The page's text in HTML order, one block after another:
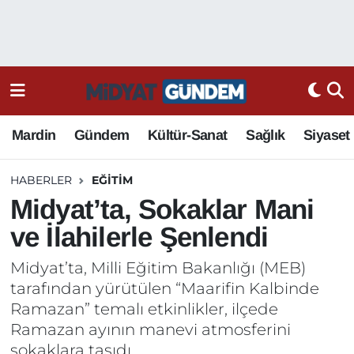
Mardin Gündem Kültür-Sanat Sağlık Siyaset
HABERLER EĞITIM
Midyat’ta, Sokaklar Mani
ve İlahilerle Şenlendi
Midyat’ta, Milli Eğitim Bakanlığı (MEB)
tarafından yürütülen “Maarifin Kalbinde
Ramazan” temalı etkinlikler, ilçede
Ramazan ayının manevi atmosferini
sokaklara taşıdı.